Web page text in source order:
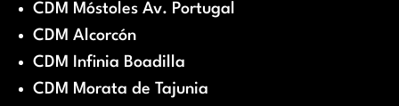
CDM Móstoles Av. Portugal
CDM Alcorcón
CDM Infinia Boadilla
CDM Morata de Tajunia